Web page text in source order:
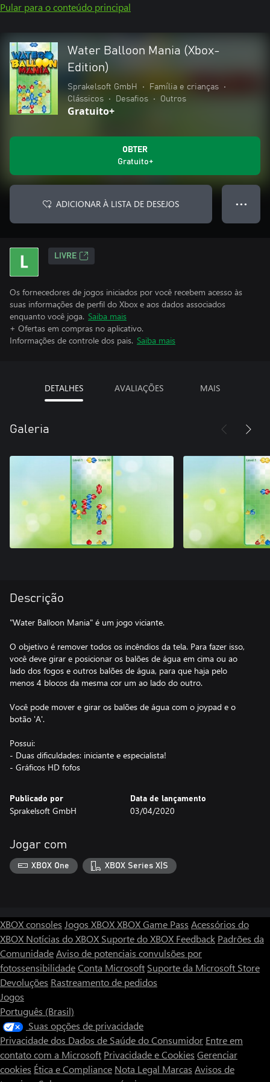
Pular para o conteúdo principal
Water Balloon Mania (Xbox-
Edition)
Sprakelsoft GmbH • Família e crianças
•
Clássicos
• Desafios • Outros
Gratuito+
OBTER
Gratuito+
ADICIONAR À LISTA DE DESEJOS ● ● ●
LIVRE
Os fornecedores de jogos iniciados por você recebem acesso às
suas informações de perfil do Xbox e aos dados associados
enquanto você joga. Saiba mais
+ Ofertas em compras no aplicativo.
Informações de controle dos pais. Saiba mais
DETALHES AVALIAÇÕES MAIS
Galeria
Descrição
"Water Balloon Mania" é um jogo viciante.
O objetivo é remover todos os incêndios da tela. Para fazer isso,
você deve girar e posicionar os balões de água em cima ou ao
lado dos fogos e outros balões de água, para que haja pelo
menos 4 blocos da mesma cor um ao lado do outro.
Você pode mover e girar os balões de água com o joypad e o
botão 'A'.
Possui:
- Duas dificuldades: iniciante e especialista!
- Gráficos HD fofos
Publicado por
Sprakelsoft GmbH
Data de lançamento
03/04/2020
Jogar com
XBOX One XBOX Series X|S
XBOX consoles Jogos XBOXXBOX Game Pass Acessórios do
XBOX Notícias do XBOX Suporte do XBOX Feedback Padrões da
ComunidadeAviso de potenciais convulsões por
fotossensibilidadeConta Microsoft Suporte da Microsoft Store
Devoluções Rastreamento de pedidos
Jogos
Português (Brasil)
Suas opções de privacidade
Privacidade dos Dados de Saúde do Consumidor Entre em
contato com a Microsoft Privacidade e Cookies Gerenciar
cookies Ética e Compliance Nota Legal Marcas Avisos de